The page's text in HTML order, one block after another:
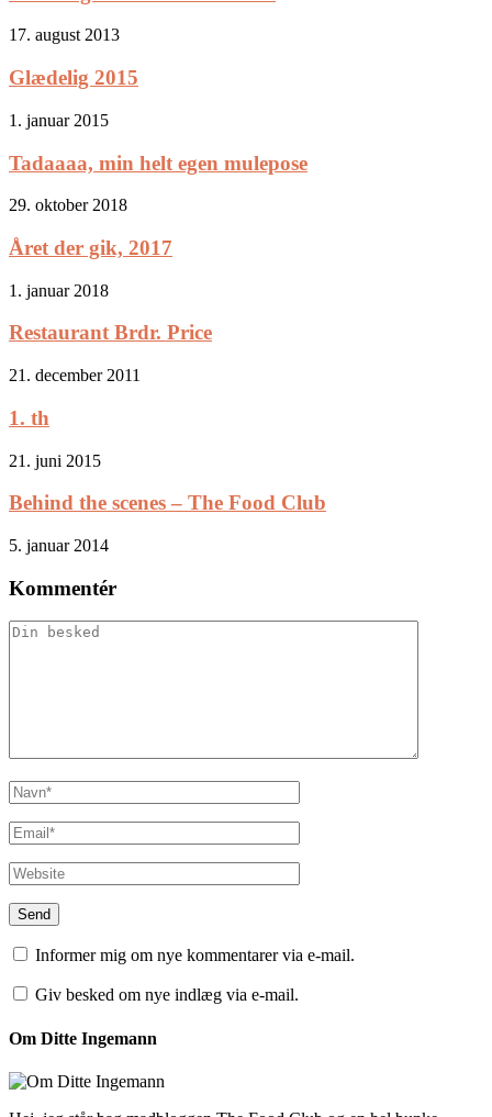
17. august 2013
Glædelig 2015
1. januar 2015
Tadaaaa, min helt egen mulepose
29. oktober 2018
Året der gik, 2017
1. januar 2018
Restaurant Brdr. Price
21. december 2011
1. th
21. juni 2015
Behind the scenes – The Food Club
5. januar 2014
Kommentér
Informer mig om nye kommentarer via e-mail.
Giv besked om nye indlæg via e-mail.
Om Ditte Ingemann